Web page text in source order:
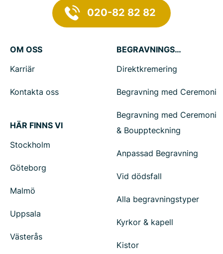
020-82 82 82
OM OSS
Karriär
Kontakta oss
HÄR FINNS VI
Stockholm
Göteborg
Malmö
Uppsala
Västerås
BEGRAVNINGSTJÄNSTER
Direktkremering
Begravning med Ceremoni
Begravning med Ceremoni
& Bouppteckning
Anpassad Begravning
Vid dödsfall
Alla begravningstyper
Kyrkor & kapell
Kistor